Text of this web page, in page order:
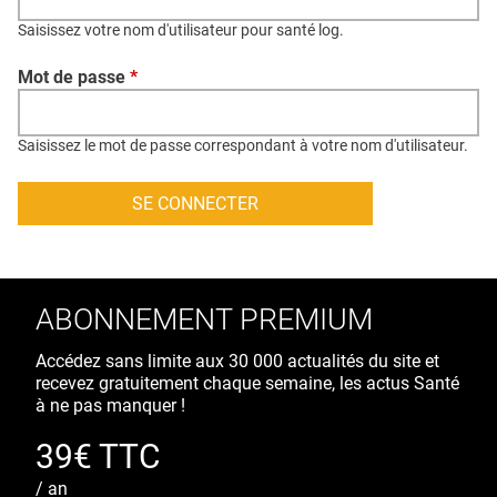
CONTACT
CRÉDITS
Saisissez votre nom d'utilisateur pour santé log.
Mot de passe *
Saisissez le mot de passe correspondant à votre nom d'utilisateur.
ABONNEMENT PREMIUM
Accédez sans limite aux 30 000 actualités du site et
recevez gratuitement chaque semaine, les actus Santé
à ne pas manquer !
39€ TTC
/ an